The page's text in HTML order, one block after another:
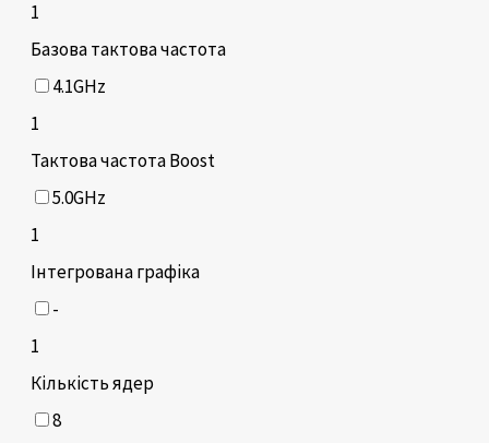
1
Базова тактова частота
4.1GHz
1
Тактова частота Boost
5.0GHz
1
Інтегрована графіка
-
1
Кількість ядер
8